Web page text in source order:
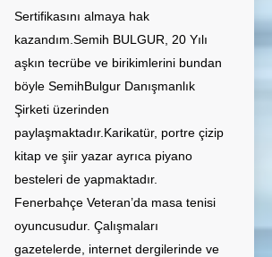
Sertifikasını almaya hak
kazandım.Semih BULGUR, 20 Yılı
aşkın tecrübe ve birikimlerini bundan
böyle SemihBulgur Danışmanlık
Şirketi üzerinden
paylaşmaktadır.Karikatür, portre çizip
kitap ve şiir yazar ayrıca piyano
besteleri de yapmaktadır.
Fenerbahçe Veteran’da masa tenisi
oyuncusudur. Çalışmaları
gazetelerde, internet dergilerinde ve